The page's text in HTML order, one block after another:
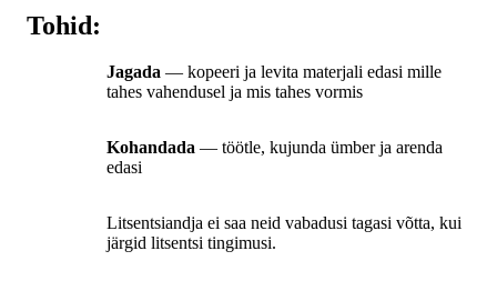
Tohid:
Jagada — kopeeri ja levita materjali edasi mille
tahes vahendusel ja mis tahes vormis
Kohandada — töötle, kujunda ümber ja arenda
edasi
Litsentsiandja ei saa neid vabadusi tagasi võtta, kui
järgid litsentsi tingimusi.